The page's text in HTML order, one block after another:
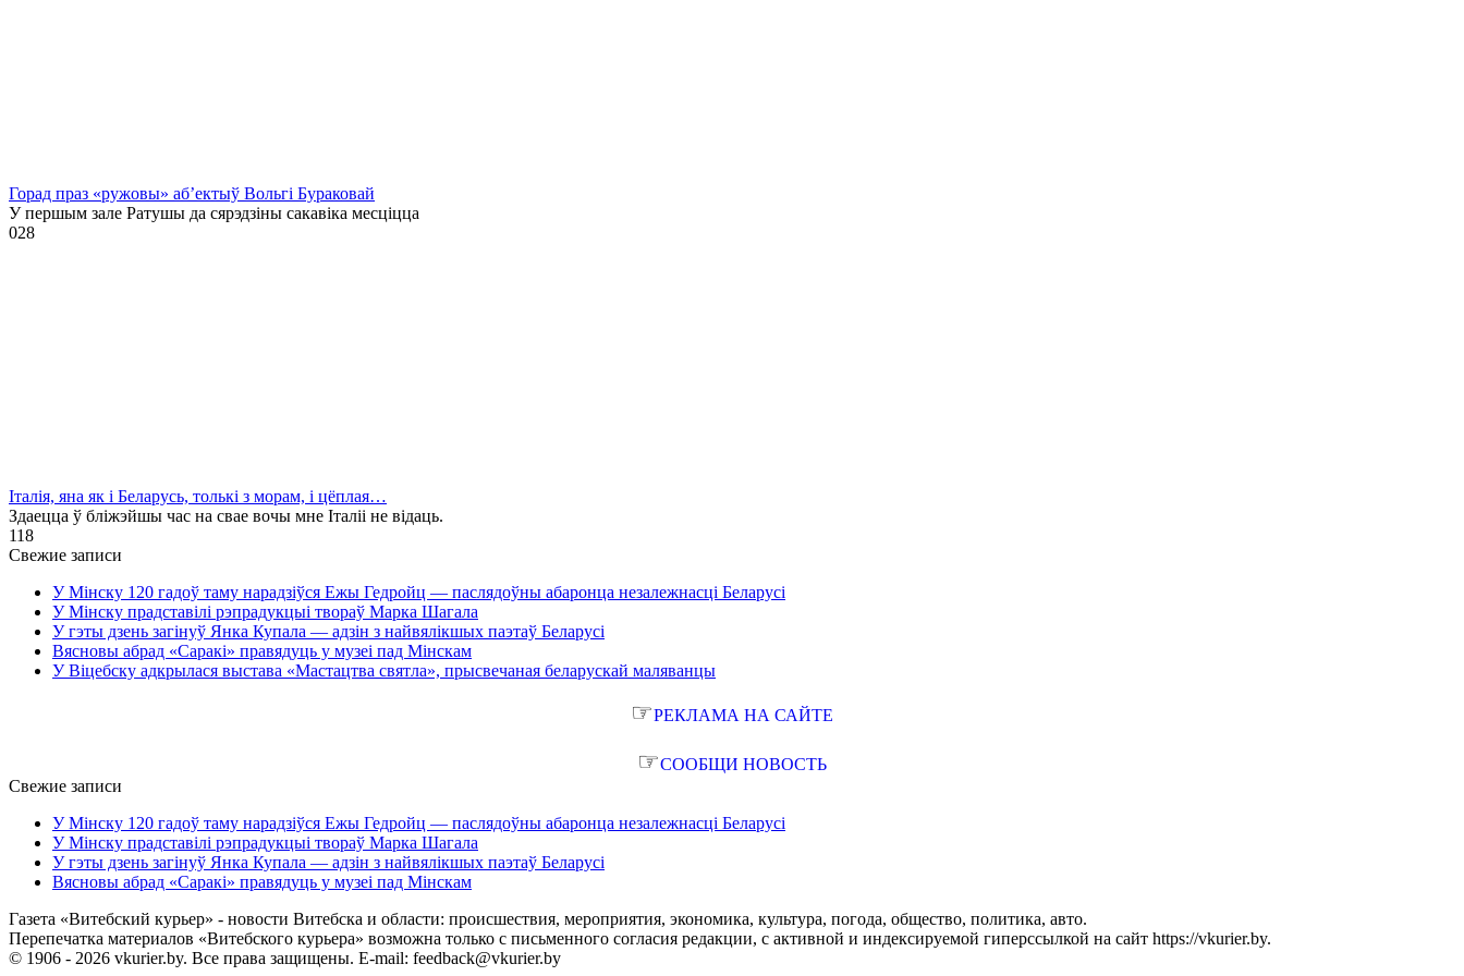
Горад праз «ружовы» аб’ектыў Вольгі Бураковай
У першым зале Ратушы да сярэдзіны сакавіка месціцца
028
Італія, яна як і Беларусь, толькі з морам, і цёплая…
Здаецца ў бліжэйшы час на свае вочы мне Італіі не відаць.
118
Свежие записи
У Мінску 120 гадоў таму нарадзіўся Ежы Гедройц — паслядоўны абаронца незалежнасці Беларусі
У Мінску прадставілі рэпрадукцыі твораў Марка Шагала
У гэты дзень загінуў Янка Купала — адзін з найвялікшых паэтаў Беларусі
Вясновы абрад «Саракі» правядуць у музеі пад Мінскам
У Віцебску адкрылася выстава «Мастацтва святла», прысвечаная беларускай маляванцы
☞РЕКЛАМА НА САЙТЕ
☞СООБЩИ НОВОСТЬ
Свежие записи
У Мінску 120 гадоў таму нарадзіўся Ежы Гедройц — паслядоўны абаронца незалежнасці Беларусі
У Мінску прадставілі рэпрадукцыі твораў Марка Шагала
У гэты дзень загінуў Янка Купала — адзін з найвялікшых паэтаў Беларусі
Вясновы абрад «Саракі» правядуць у музеі пад Мінскам
Газета «Витебский курьер» - новости Витебска и области: происшествия, мероприятия, экономика, культура, погода, общество, политика, авто.
Перепечатка материалов «Витебского курьера» возможна только с письменного согласия редакции, с активной и индексируемой гиперссылкой на сайт https://vkurier.by.
© 1906 - 2026 vkurier.by. Все права защищены. E-mail: feedback@vkurier.by